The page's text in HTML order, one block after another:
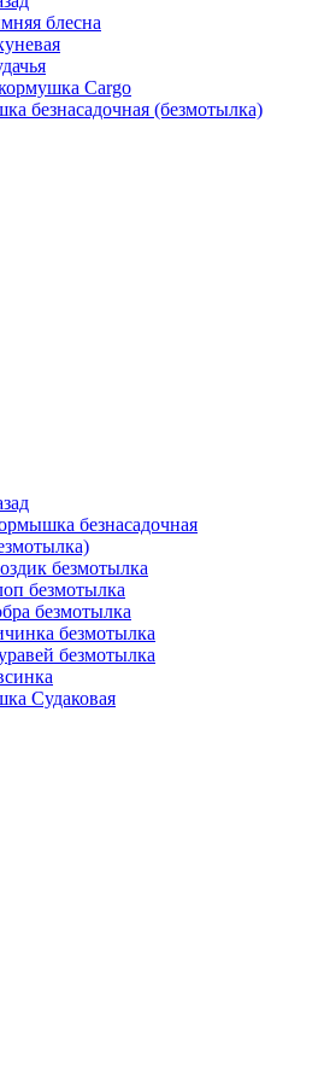
блесна
Cargo
безнасадочная (безмотылка)
безнасадочная
безмотылка
безмотылка
безмотылка
безмотылка
безмотылка
Судаковая